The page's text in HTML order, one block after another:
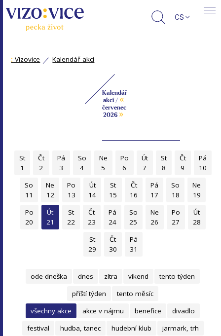
CS
: Vizovice Kalendář akcí
Kalendář
akcí / «
červenec
2026 »
St
1
Čt
2
Pá
3
So
4
Ne
5
Po
6
Út
7
St
8
Čt
9
Pá
10
So
11
Ne
12
Po
13
Út
14
St
15
Čt
16
Pá
17
So
18
Ne
19
Po
20
Út
21
St
22
Čt
23
Pá
24
So
25
Ne
26
Po
27
Út
28
St
29
Čt
30
Pá
31
ode dneška dnes zítra víkend
tento týden
příští týden
tento měsíc
všechny akce
akce v nájmu benefice
divadlo
festival
hudba, tanec hudební klub
jarmark, trh